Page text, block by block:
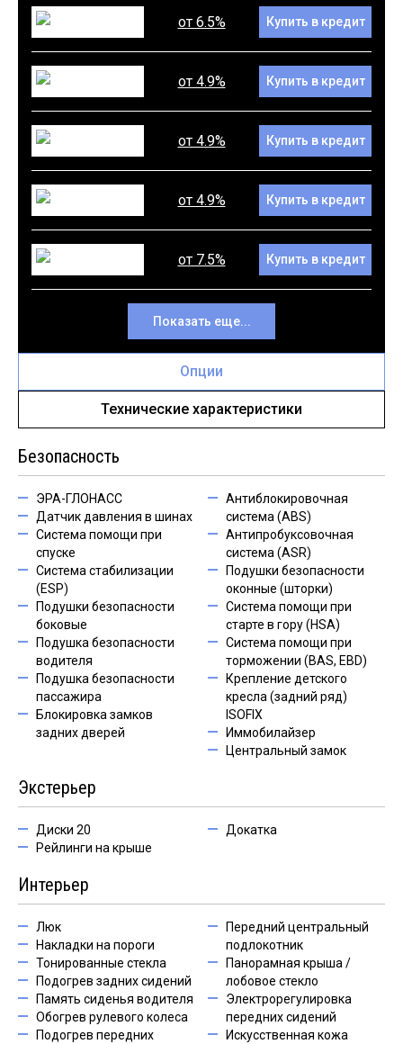
от 6.5% Купить в кредит
от 4.9% Купить в кредит
от 4.9% Купить в кредит
от 4.9% Купить в кредит
от 7.5% Купить в кредит
Показать еще...
Опции
Технические характеристики
Безопасность
ЭРА-ГЛОНАСС
Датчик давления в шинах
Система помощи при
спуске
Система стабилизации
(ESP)
Подушки безопасности
боковые
Подушка безопасности
водителя
Подушка безопасности
пассажира
Блокировка замков
задних дверей
Антиблокировочная
система (ABS)
Антипробуксовочная
система (ASR)
Подушки безопасности
оконные (шторки)
Система помощи при
старте в гору (HSA)
Система помощи при
торможении (BAS, EBD)
Крепление детского
кресла (задний ряд)
ISOFIX
Иммобилайзер
Центральный замок
Экстерьер
Диски 20
Рейлинги на крыше
Докатка
Интерьер
Люк
Накладки на пороги
Тонированные стекла
Подогрев задних сидений
Память сиденья водителя
Обогрев рулевого колеса
Подогрев передних
Передний центральный
подлокотник
Панорамная крыша /
лобовое стекло
Электрорегулировка
передних сидений
Искусственная кожа